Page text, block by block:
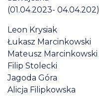
(01.04.2023- 04.04.202)
Leon Krysiak
Łukasz Marcinkowski
Mateusz Marcinkowski
Filip Stolecki
Jagoda Góra
Alicja Filipkowska